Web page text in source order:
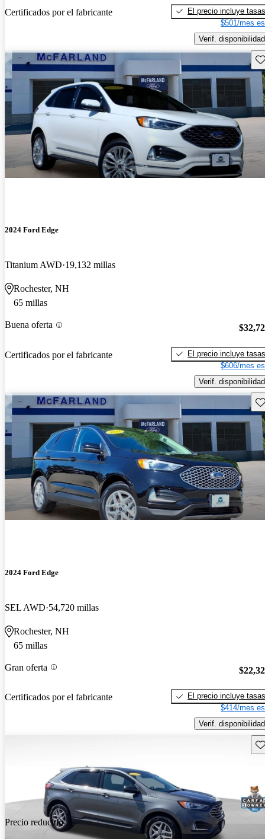
Certificados por el fabricante
El precio incluye tasas
$501/mes
Verif. disponibilidad
2024 Ford Edge
Titanium AWD 19,132 millas
Rochester, NH
65 millas
Buena oferta
Certificados por el fabricante
El precio incluye tasas
$606/mes
Verif. disponibilidad
2024 Ford Edge
SEL AWD 54,720 millas
Rochester, NH
65 millas
Gran oferta
Certificados por el fabricante
El precio incluye tasas
$414/mes
Verif. disponibilidad
Precio reducido